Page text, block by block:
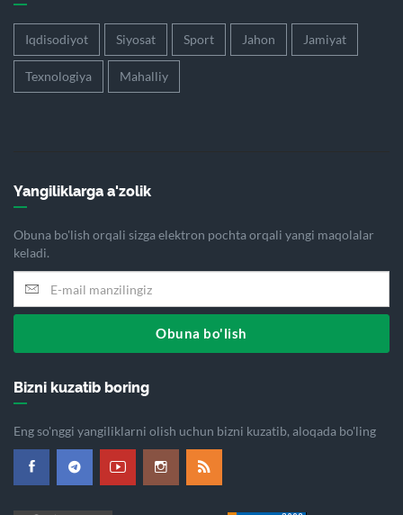
Iqdisodiyot Siyosat Sport Jahon Jamiyat
Texnologiya Mahalliy
Yangiliklarga a'zolik
Obuna bo'lish orqali sizga elektron pochta orqali yangi maqolalar
keladi.
Obuna bo'lish
Bizni kuzatib boring
Eng so'nggi yangiliklarni olish uchun bizni kuzatib, aloqada bo'ling